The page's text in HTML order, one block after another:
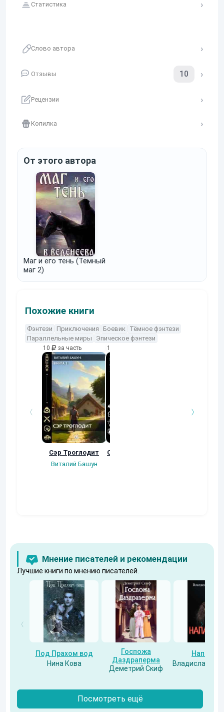
Статистика
Слово автора
Отзывы 10
Рецензии
Копилка
От этого автора
Маг и его тень (Темный
маг 2)
Похожие книги
Фэнтези Приключения Боевик Тёмное фэнтези
Параллельные миры
Эпическое фэнтези
10 за часть
Сэр Троглодит
Виталий Башун
10
Осколки прошлого
Мнение писателей и рекомендации
Лучшие книги по мнению писателей.
Под Прахом вод
Нина Кова
Госпожа
Даздраперма
Деметрий Скиф
Напарник
Владислав
Посмотреть ещё